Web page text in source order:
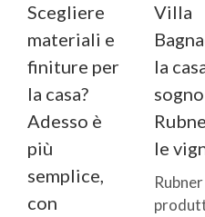
Scegliere
materiali e
finiture per
la casa?
Adesso è
più
semplice,
con
Villa
la
le